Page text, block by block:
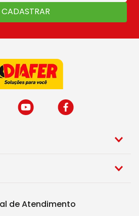
CADASTRAR
de Atendimento